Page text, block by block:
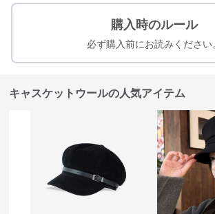
購入時のルール
必ず購入前にお読みください
キャスケットウールの人気アイテム